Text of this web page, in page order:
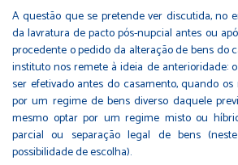
A questão que se pretende ver discutida, no
da lavratura de pacto pós-nupcial antes ou
procedente o pedido da alteração de bens do
instituto nos remete à ideia de anterioridade:
ser efetivado antes do casamento, quando
por um regime de bens diverso daquele
mesmo optar por um regime misto ou
parcial ou separação legal de bens
possibilidade de escolha).